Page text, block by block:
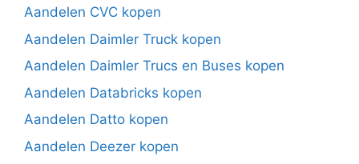
Aandelen CVC kopen
Aandelen Daimler Truck kopen
Aandelen Daimler Trucs en Buses kopen
Aandelen Databricks kopen
Aandelen Datto kopen
Aandelen Deezer kopen